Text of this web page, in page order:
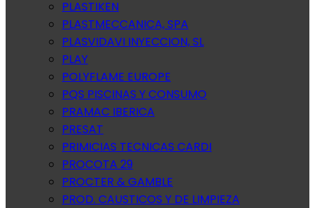
PLASTIKEN
PLASTMECCANICA, SPA
PLASVIDAVI INYECCION, SL
PLAY
POLYFLAME EUROPE
PQS PISCINAS Y CONSUMO
PRAMAC IBERICA
PRESAT
PRIMICIAS TECNICAS CARDI
PROCOTA 29
PROCTER & GAMBLE
PROD. CAUSTICOS Y DE LIMPIEZA